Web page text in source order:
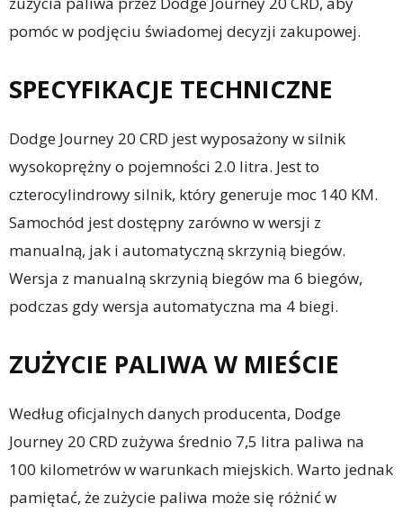
pomóc w podjęciu świadomej decyzji zakupowej.
SPECYFIKACJE TECHNICZNE
Dodge Journey 20 CRD jest wyposażony w silnik
wysokoprężny o pojemności 2.0 litra. Jest to
czterocylindrowy silnik, który generuje moc 140 KM.
Samochód jest dostępny zarówno w wersji z
manualną, jak i automatyczną skrzynią biegów.
Wersja z manualną skrzynią biegów ma 6 biegów,
podczas gdy wersja automatyczna ma 4 biegi.
ZUŻYCIE PALIWA W MIEŚCIE
Według oficjalnych danych producenta, Dodge
Journey 20 CRD zużywa średnio 7,5 litra paliwa na
100 kilometrów w warunkach miejskich. Warto jednak
pamiętać, że zużycie paliwa może się różnić w